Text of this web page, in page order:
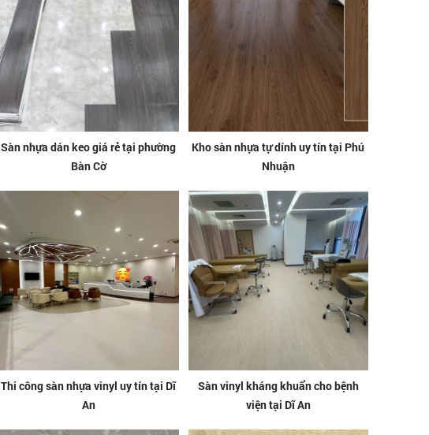
Sàn nhựa dán keo giá rẻ tại phường
Bàn Cờ
Kho sàn nhựa tự dính uy tín tại Phú
Nhuận
Thi công sàn nhựa vinyl uy tín tại Dĩ
An
Sàn vinyl kháng khuẩn cho bệnh
viện tại Dĩ An